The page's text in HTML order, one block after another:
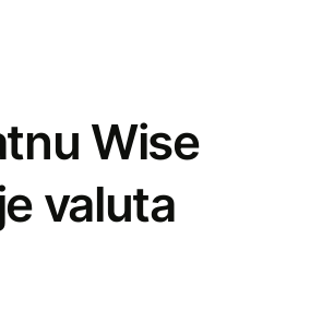
Wise
valuta